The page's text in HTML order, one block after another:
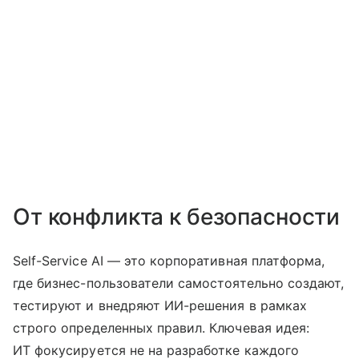
От конфликта к безопасности
Self-Service AI — это корпоративная платформа,
где бизнес-пользователи самостоятельно создают,
тестируют и внедряют ИИ-решения в рамках
строго определенных правил. Ключевая идея:
ИТ фокусируется не на разработке каждого